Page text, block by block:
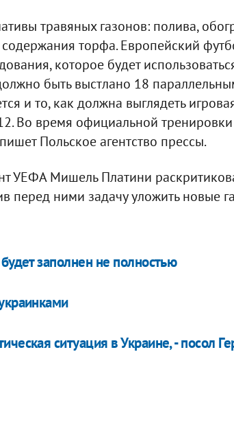
травяных газонов: полива,
торфа. Европейский
которое будет
быть выстлано 18
и то, как должна выглядеть
Во время официальной
Польское агентство прессы.
УЕФА Мишель Платини
перед ними задачу уложить новые
заполнен не полностью
ситуация в Украине, - посол